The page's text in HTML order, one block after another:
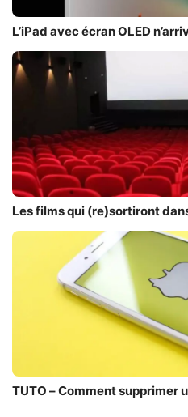
L’iPad avec écran OLED
Les films qui (re)sortiront
TUTO – Comment supprimer